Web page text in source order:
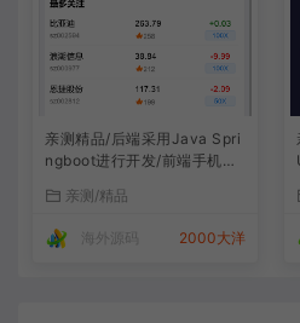
亲测精品/后端采用Java Spri
ngboot进行开发/前端手机跟
前端vue源码！
亲测/精品
海外源码 2000大洋